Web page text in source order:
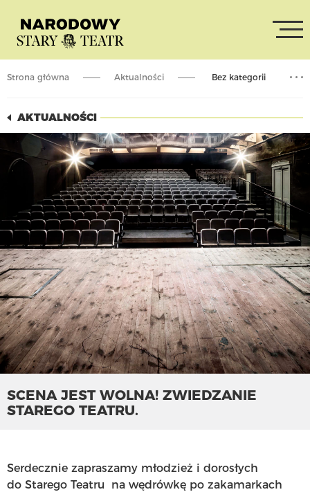
Strona główna Bez kategorii
Aktualności
AKTUALNOŚCI
SCENA JEST WOLNA! ZWIEDZANIE
STAREGO TEATRU.
Serdecznie zapraszamy młodzież i dorosłych
do Starego Teatru na wędrówkę po zakamarkach